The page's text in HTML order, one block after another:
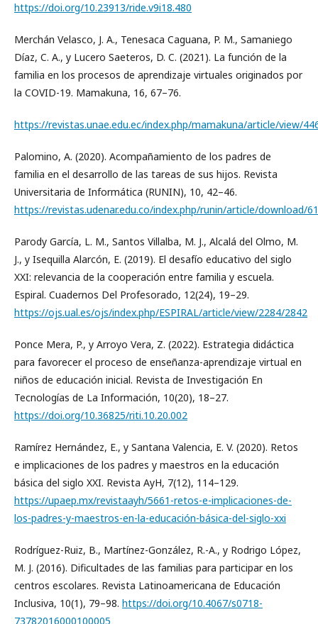
https://doi.org/10.23913/ride.v9i18.480
Merchán Velasco, J. A., Tenesaca Caguana, P. M., Samaniego
Díaz, C. A., y Lucero Saeteros, D. C. (2021). La función de la
familia en los procesos de aprendizaje virtuales originados por
la COVID-19. Mamakuna, 16, 67–76.
https://revistas.unae.edu.ec/index.php/mamakuna/article/view/
Palomino, A. (2020). Acompañamiento de los padres de
familia en el desarrollo de las tareas de sus hijos. Revista
Universitaria de Informática (RUNIN), 10, 42–46.
https://revistas.udenar.edu.co/index.php/runin/article/download/
Parody García, L. M., Santos Villalba, M. J., Alcalá del Olmo, M.
J., y Isequilla Alarcón, E. (2019). El desafío educativo del siglo
XXI: relevancia de la cooperación entre familia y escuela.
Espiral. Cuadernos Del Profesorado, 12(24), 19–29.
https://ojs.ual.es/ojs/index.php/ESPIRAL/article/view/2284/2842
Ponce Mera, P., y Arroyo Vera, Z. (2022). Estrategia didáctica
para favorecer el proceso de enseñanza-aprendizaje virtual en
niños de educación inicial. Revista de Investigación En
Tecnologías de La Información, 10(20), 18–27.
https://doi.org/10.36825/riti.10.20.002
Ramírez Hernández, E., y Santana Valencia, E. V. (2020). Retos
e implicaciones de los padres y maestros en la educación
básica del siglo XXI. Revista AyH, 7(12), 114–129.
https://upaep.mx/revistaayh/5661-retos-e-implicaciones-de-
los-padres-y-maestros-en-la-educación-básica-del-siglo-xxi
Rodríguez-Ruiz, B., Martínez-González, R.-A., y Rodrigo López,
M. J. (2016). Dificultades de las familias para participar en los
centros escolares. Revista Latinoamericana de Educación
Inclusiva, 10(1), 79–98. https://doi.org/10.4067/s0718-
73782016000100005